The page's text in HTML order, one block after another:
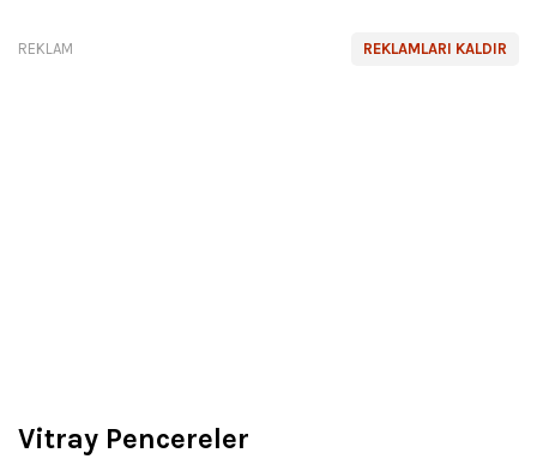
REKLAMLARI KALDIR
REKLAM
Vitray Pencereler